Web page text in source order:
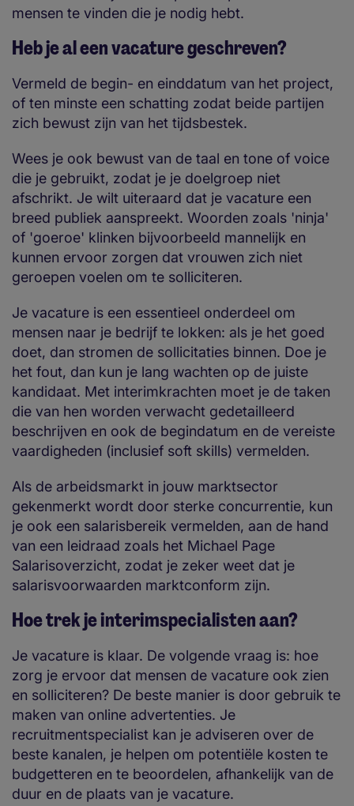
mensen te vinden die je nodig hebt.
Heb je al een vacature geschreven?
Vermeld de begin- en einddatum van het project,
of ten minste een schatting zodat beide partijen
zich bewust zijn van het tijdsbestek.
Wees je ook bewust van de taal en tone of voice
die je gebruikt, zodat je je doelgroep niet
afschrikt. Je wilt uiteraard dat je vacature een
breed publiek aanspreekt. Woorden zoals 'ninja'
of 'goeroe' klinken bijvoorbeeld mannelijk en
kunnen ervoor zorgen dat vrouwen zich niet
geroepen voelen om te solliciteren.
Je vacature is een essentieel onderdeel om
mensen naar je bedrijf te lokken: als je het goed
doet, dan stromen de sollicitaties binnen. Doe je
het fout, dan kun je lang wachten op de juiste
kandidaat. Met interimkrachten moet je de taken
die van hen worden verwacht gedetailleerd
beschrijven en ook de begindatum en de vereiste
vaardigheden (inclusief soft skills) vermelden.
Als de arbeidsmarkt in jouw marktsector
gekenmerkt wordt door sterke concurrentie, kun
je ook een salarisbereik vermelden, aan de hand
van een leidraad zoals het Michael Page
Salarisoverzicht, zodat je zeker weet dat je
salarisvoorwaarden marktconform zijn.
Hoe trek je interimspecialisten aan?
Je vacature is klaar. De volgende vraag is: hoe
zorg je ervoor dat mensen de vacature ook zien
en solliciteren? De beste manier is door gebruik te
maken van online advertenties. Je
recruitmentspecialist kan je adviseren over de
beste kanalen, je helpen om potentiële kosten te
budgetteren en te beoordelen, afhankelijk van de
duur en de plaats van je vacature.